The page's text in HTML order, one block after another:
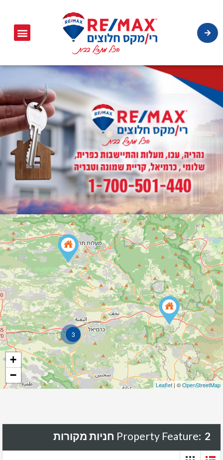
3
+
−
Leaflet| ©OpenStreetMap
Property Feature: 2 חניות מקורות